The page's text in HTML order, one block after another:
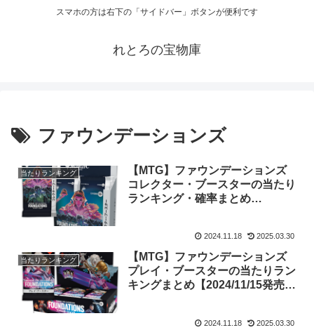
スマホの方は右下の「サイドバー」ボタンが便利です
れとろの宝物庫
ファウンデーションズ
当たりランキング
【MTG】ファウンデーションズ
コレクター・ブースターの当たり
ランキング・確率まとめ
2024.11.18 2025.03.30
当たりランキング
【MTG】ファウンデーションズ
プレイ・ブースターの当たりラン
キングまとめ【2024/11/15発売・
2024.11.18 2025.03.30